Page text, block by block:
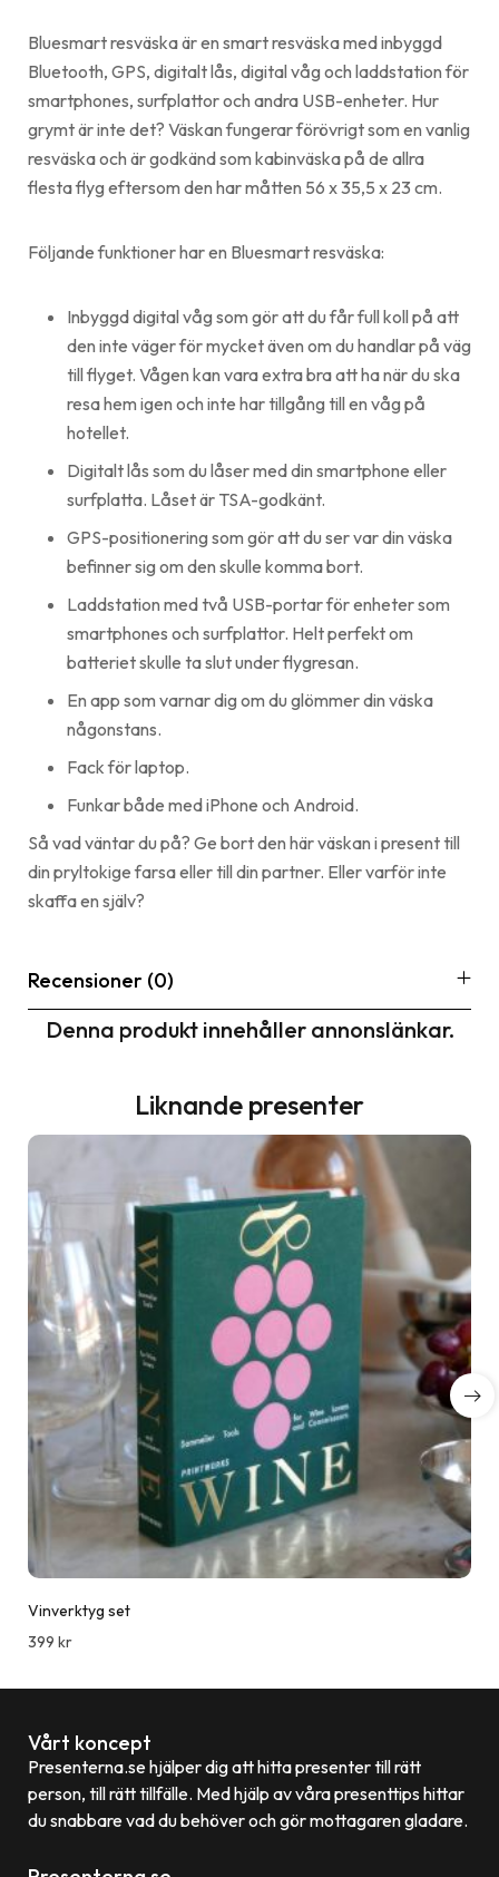
Bluesmart resväska är en smart resväska med inbyggd
Bluetooth, GPS, digitalt lås, digital våg och laddstation för
smartphones, surfplattor och andra USB-enheter. Hur
grymt är inte det? Väskan fungerar förövrigt som en vanlig
resväska och är godkänd som kabinväska på de allra
flesta flyg eftersom den har måtten 56 x 35,5 x 23 cm.
Följande funktioner har en Bluesmart resväska:
Inbyggd digital våg som gör att du får full koll på att
den inte väger för mycket även om du handlar på väg
till flyget. Vågen kan vara extra bra att ha när du ska
resa hem igen och inte har tillgång till en våg på
hotellet.
Digitalt lås som du låser med din smartphone eller
surfplatta. Låset är TSA-godkänt.
GPS-positionering som gör att du ser var din väska
befinner sig om den skulle komma bort.
Laddstation med två USB-portar för enheter som
smartphones och surfplattor. Helt perfekt om
batteriet skulle ta slut under flygresan.
En app som varnar dig om du glömmer din väska
någonstans.
Fack för laptop.
Funkar både med iPhone och Android.
Så vad väntar du på? Ge bort den här väskan i present till
din pryltokige farsa eller till din partner. Eller varför inte
skaffa en själv?
Recensioner (0)
Denna produkt innehåller annonslänkar.
Liknande presenter
Vinverktyg set
399 kr
Vårt koncept
Presenterna.se hjälper dig att hitta presenter till rätt
person, till rätt tillfälle. Med hjälp av våra presenttips hittar
du snabbare vad du behöver och gör mottagaren gladare.